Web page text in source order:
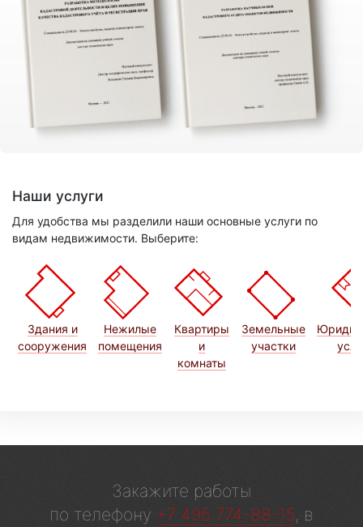
Наши услуги
Для удобства мы разделили наши основные услуги по
видам недвижимости. Выберите:
Здания и
сооружения
Нежилые
помещения
Квартиры
и
комнаты
Земельные
участки
Закажите работы
по телефону +7 495 774-88-15, в